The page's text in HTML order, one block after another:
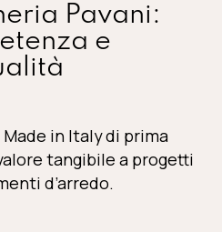
Pavani:
e
Made in Italydi prima
tangibile a progetti
d’arredo.